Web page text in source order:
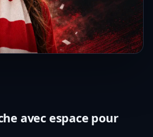
avec espace pour